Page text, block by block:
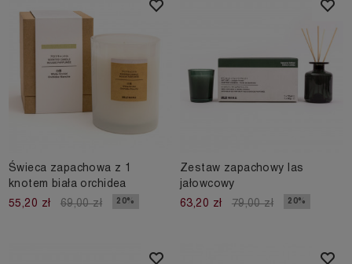
Świeca zapachowa z 1
knotem biała orchidea
55,20 zł
69,00 zł 20%
Zestaw zapachowy las
jałowcowy
63,20 zł
79,00 zł 20%